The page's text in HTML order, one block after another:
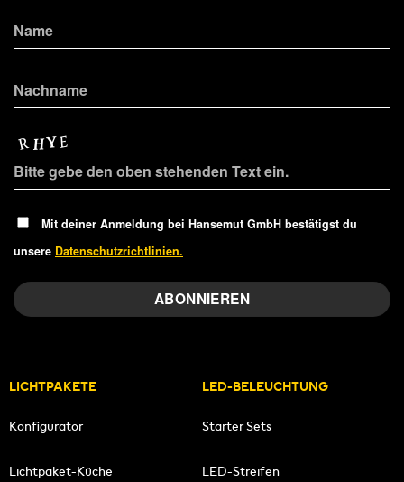
Mit deiner Anmeldung bei Hansemut GmbH bestätigst du
unsere Datenschutzrichtlinien.
LICHTPAKETE
Konfigurator
Lichtpaket-Küche
LED-BELEUCHTUNG
Starter Sets
LED-Streifen